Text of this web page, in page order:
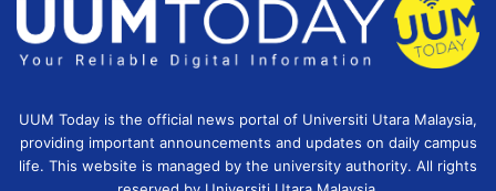
UUM Today is the official news portal of Universiti Utara Malaysia,
providing important announcements and updates on daily campus
life. This website is managed by the university authority. All rights